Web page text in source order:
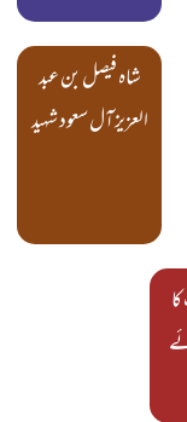
شاہ فیصل بن عبد
العزیز آل سعود شہید